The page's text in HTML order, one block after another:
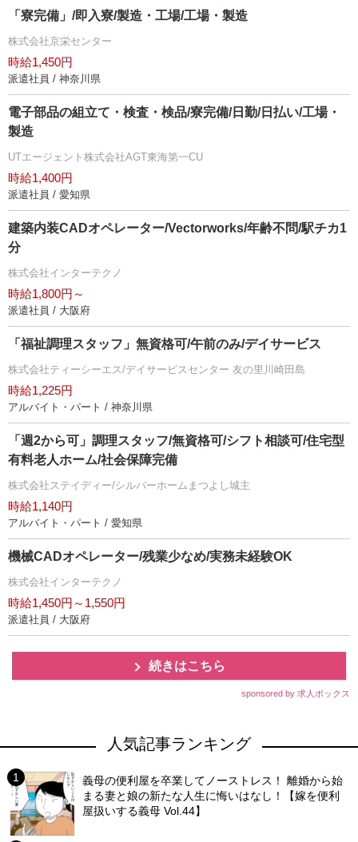
「寮完備」/即入寮/製造・工場/工場・製造
株式会社京栄センター
時給1,450円
派遣社員 / 神奈川県
電子部品の組立て・検査・検品/寮完備/日勤/日払い/工場・
製造
UTエージェント株式会社AGT東海第一CU
時給1,400円
派遣社員 / 愛知県
建築内装CADオペレーター/Vectorworks/年齢不問/駅チカ1
分
株式会社インターテクノ
時給1,800円～
派遣社員 / 大阪府
「福祉調理スタッフ」無資格可/午前のみ/デイサービス
株式会社ティーシーエス/デイサービスセンター 友の里川崎田島
時給1,225円
アルバイト・パート / 神奈川県
「週2から可」調理スタッフ/無資格可/シフト相談可/住宅型
有料老人ホーム/社会保障完備
株式会社ステイディー/シルバーホームまつよし城主
時給1,140円
アルバイト・パート / 愛知県
機械CADオペレーター/残業少なめ/実務未経験OK
株式会社インターテクノ
時給1,450円～1,550円
派遣社員 / 大阪府
続きはこちら
sponsored by 求人ボックス
人気記事ランキング
義母の便利屋を卒業してノーストレス！ 離婚から始
まる妻と娘の新たな人生に悔いはなし！【嫁を便利
屋扱いする義母 Vol.44】